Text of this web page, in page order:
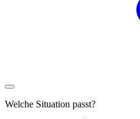
Welche Situation passt?